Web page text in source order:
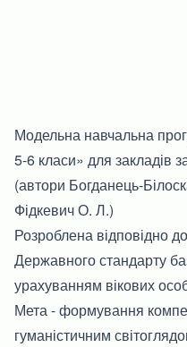
Модельна навчальна
5-6 класи» для закладів
(автори Богданець-
Фідкевич О. Л.)
Розроблена відповідно
Державного стандарту
урахуванням вікових
Мета - формування
гуманістичним